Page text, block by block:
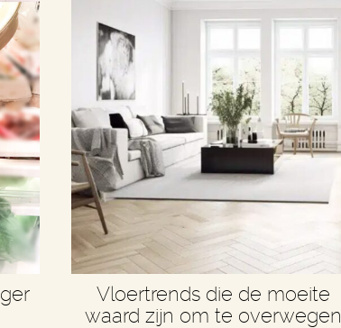
Vloertrends die de moeite
waard zijn om te overwegen